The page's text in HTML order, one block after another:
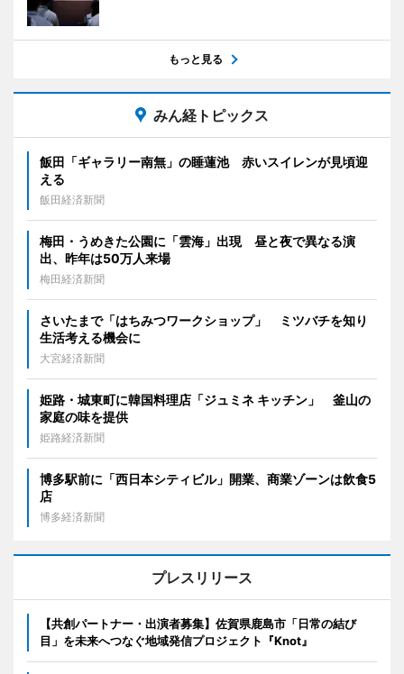
もっと見る
みん経トピックス
飯田「ギャラリー南無」の睡蓮池 赤いスイレンが見頃迎
える
飯田経済新聞
梅田・うめきた公園に「雲海」出現 昼と夜で異なる演
出、昨年は50万人来場
梅田経済新聞
さいたまで「はちみつワークショップ」 ミツバチを知り
生活考える機会に
大宮経済新聞
姫路・城東町に韓国料理店「ジュミネ キッチン」 釜山の
家庭の味を提供
姫路経済新聞
博多駅前に「西日本シティビル」開業、商業ゾーンは飲食5
店
博多経済新聞
プレスリリース
【共創パートナー・出演者募集】佐賀県鹿島市「日常の結び
目」を未来へつなぐ地域発信プロジェクト『Knot』